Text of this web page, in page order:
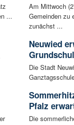
...
Am Mittwoch
Gemeinden zu
zunächst ...
Neuwied
Die Stadt
Pfalz
Die